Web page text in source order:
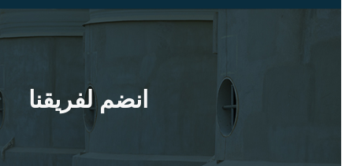
انضم لفريقنا